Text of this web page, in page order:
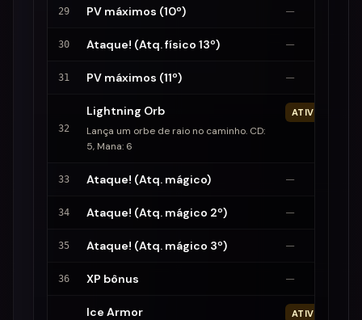
29 PV máximos (10º) —
30 Ataque! (Atq. físico 13º) —
31 PV máximos (11º) —
32
Lightning Orb
Lança um orbe de raio no caminho. CD:
5, Mana: 6
ATIVO
33 Ataque! (Atq. mágico) —
34 Ataque! (Atq. mágico 2º) —
35 Ataque! (Atq. mágico 3º) —
36 XP bônus —
Ice Armor ATIVO